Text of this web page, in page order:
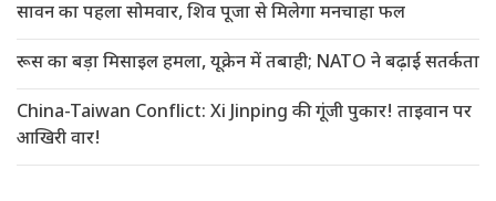
सावन का पहला सोमवार, शिव पूजा से मिलेगा मनचाहा फल
रूस का बड़ा मिसाइल हमला, यूक्रेन में तबाही; NATO ने बढ़ाई सतर्कता
China-Taiwan Conflict: Xi Jinping की गूंजी पुकार! ताइवान पर
आखिरी वार!